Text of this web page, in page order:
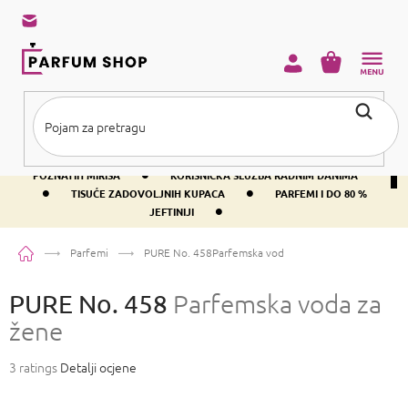
sadržaj
BESPLATNA DOSTAVA IZNAD PRIBLIŽNO 37 € •
400+ SVJETSKI
POZNATIH MIRISA
• KORISNIČKA SLUŽBA RADNIM DANIMA
• TISUĆE ZADOVOLJNIH KUPACA •
PARFEMI I DO 80 %
JEFTINIJI
•
KOŠARICA
PočetnaParfemi PURE No. 458Parfemska voda za žene
PURE No. 458 Parfemska voda za
žene
Prosječna
3 ratings Detalji ocjene